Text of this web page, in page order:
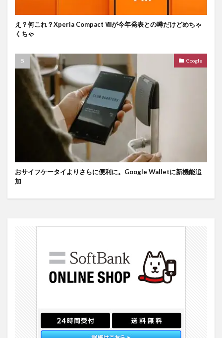
え？何これ？Xperia Compact Ⅷが今年発表との噂だけどめちゃ
くちゃ
Google
おサイフケータイよりさらに便利に。Google Walletに新機能追
加